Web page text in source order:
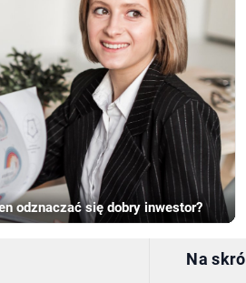
odznaczać się dobry inwestor?
Na